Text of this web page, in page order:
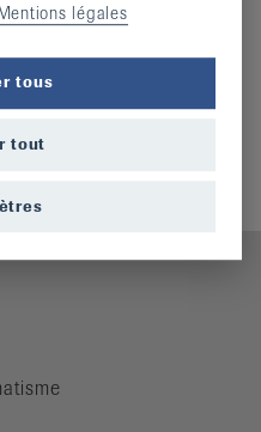
(pdf, 203,409 KO)
légales
tous
tout